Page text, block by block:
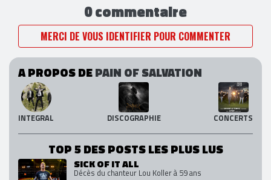
0 commentaire
MERCI DE VOUS IDENTIFIER POUR COMMENTER
A PROPOS DEPAIN OF SALVATION
INTEGRAL DISCOGRAPHIE CONCERTS
TOP 5 DES POSTS LES PLUS LUS
SICK OF IT ALL
Décès du chanteur Lou Koller à 59 ans